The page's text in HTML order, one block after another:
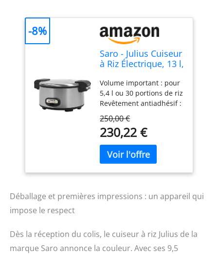
Saro - Julius Cuiseur
à Riz Électrique, 13 l,
pour 5,4 l/30
Portions de Riz, 1,95
kW
Volume important : pour
5,4 l ou 30 portions de riz
Revêtement antiadhésif :
brûle pas Bac de
récupération intégré :
empêche la condensation
sur les aliments 2
témoins lumineux :
affichage des fonctions
chaud Accessoires inclus
avec fermeture de
sécurité Fonctionnement
250,00 €
230,22 €
-8%
Déballage et premières impressions : un appareil qui
impose le respect
Dès la réception du colis, le cuiseur à riz Julius de la
marque Saro annonce la couleur. Avec ses 9,5